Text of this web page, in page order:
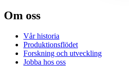
Om oss
Vår historia
Produktionsflödet
Forskning och utveckling
Jobba hos oss